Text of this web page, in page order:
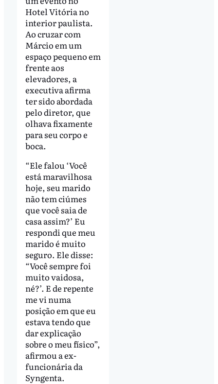
Hotel Vitória no
interior paulista.
Ao cruzar com
Márcio em um
espaço pequeno em
frente aos
elevadores, a
executiva afirma
ter sido abordada
pelo diretor, que
olhava fixamente
para seu corpo e
boca.
“Ele falou ‘Você
está maravilhosa
hoje, seu marido
não tem ciúmes
que você saia de
casa assim?’ Eu
respondi que meu
marido é muito
seguro. Ele disse:
“Você sempre foi
muito vaidosa,
né?’. E de repente
me vi numa
posição em que eu
estava tendo que
dar explicação
sobre o meu físico”,
afirmou a ex-
funcionária da
Syngenta.